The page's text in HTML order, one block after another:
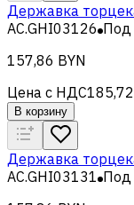
Державка
AC.GHI03126 Под
157,86 BYN
Цена с НДС
В корзину
Державка
AC.GHI03131 Под